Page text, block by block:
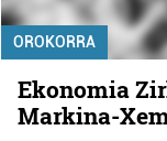
OROKORRA
Ekonomia
Markina-